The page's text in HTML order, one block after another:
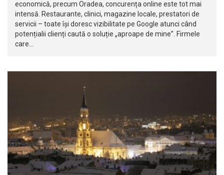
economică, precum Oradea, concurența online este tot mai
intensă. Restaurante, clinici, magazine locale, prestatori de
servicii – toate își doresc vizibilitate pe Google atunci când
potențialii clienți caută o soluție „aproape de mine”. Firmele
care…